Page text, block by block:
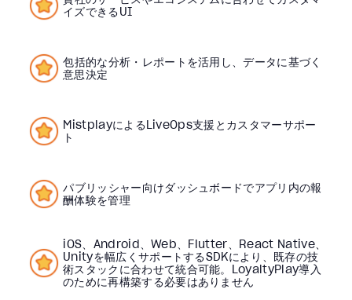
イズできるUI
包括的な分析・レポートを活用し、データに基づく
意思決定
MistplayによるLiveOps支援とカスタマーサポー
ト
パブリッシャー向けダッシュボードでアプリ内の報
酬体験を管理
iOS、Android、Web、Flutter、React Native、
Unityを幅広くサポートするSDKにより、既存の技
術スタックに合わせて統合可能。LoyaltyPlay導入
のために再構築する必要はありません